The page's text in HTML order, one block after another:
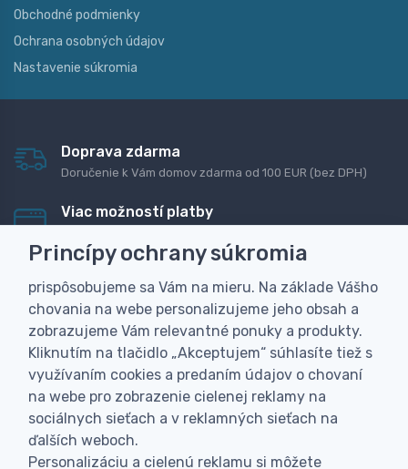
Obchodné podmienky
Ochrana osobných údajov
Nastavenie súkromia
Doprava zdarma
Doručenie k Vám domov zdarma od 100 EUR (bez DPH)
Viac možností platby
dobierku
Personalizácia
Vyrobíme Vám vlastný originálny darček
Skúsenosť
Široký sortiment, z ktorého Vám pomôžeme vybrať
Princípy ochrany súkromia
prispôsobujeme sa Vám na mieru. Na základe Vášho
chovania na webe personalizujeme jeho obsah a
zobrazujeme Vám relevantné ponuky a produkty.
Kliknutím na tlačidlo „Akceptujem“ súhlasíte tiež s
využívaním cookies a predaním údajov o chovaní
na webe pro zobrazenie cielenej reklamy na
sociálnych sieťach a v reklamných sieťach na
ďalších weboch.
Personalizáciu a cielenú reklamu si môžete